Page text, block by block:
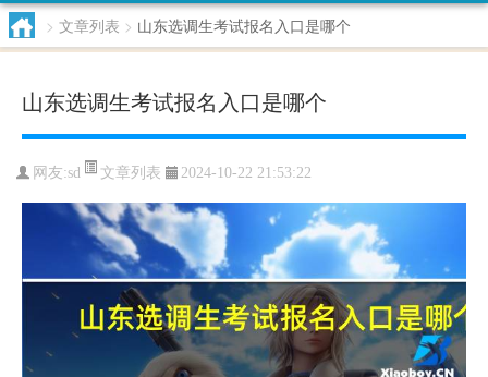
> 文章列表 > 山东选调生考试报名入口是哪个
山东选调生考试报名入口是哪个
网友:sd 文章列表 2024-10-22 21:53:22